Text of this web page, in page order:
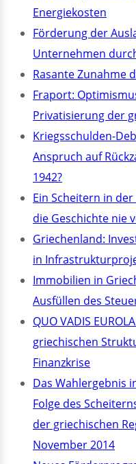
Energiekosten
Förderung der
Unternehmen
Rasante Zunahme
Fraport:
Privatisierung der
Kriegsschulden-
Anspruch auf
1942?
Ein Scheitern in
die Geschichte nie
Griechenland:
in
Immobilien in
Ausfüllen des
QUO VADIS
griechischen
Finanzkrise
Das Wahlergebnis
Folge des
der griechischen
November 2014